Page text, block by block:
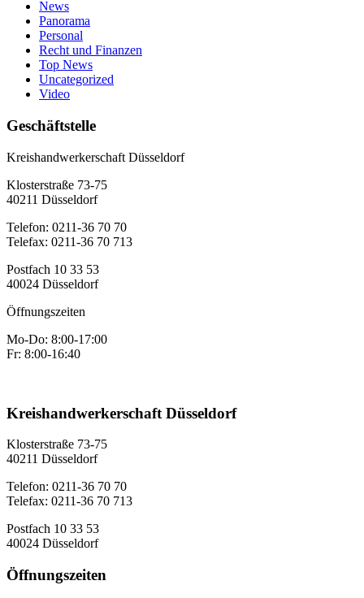
News
Panorama
Personal
Recht und Finanzen
Top News
Uncategorized
Video
Geschäftstelle
Kreishandwerkerschaft Düsseldorf
Klosterstraße 73-75
40211 Düsseldorf
Telefon: 0211-36 70 70
Telefax: 0211-36 70 713
Postfach 10 33 53
40024 Düsseldorf
Öffnungszeiten
Mo-Do: 8:00-17:00
Fr: 8:00-16:40
Kreishandwerkerschaft Düsseldorf
Klosterstraße 73-75
40211 Düsseldorf
Telefon: 0211-36 70 70
Telefax: 0211-36 70 713
Postfach 10 33 53
40024 Düsseldorf
Öffnungszeiten